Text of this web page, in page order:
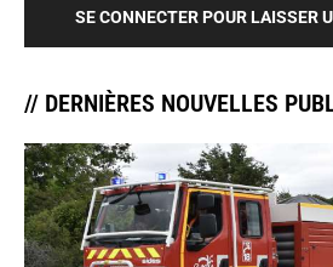
SE CONNECTER POUR LAISSER
// DERNIÈRES NOUVELLES